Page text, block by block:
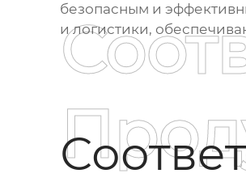
безопасным и
и логистики,